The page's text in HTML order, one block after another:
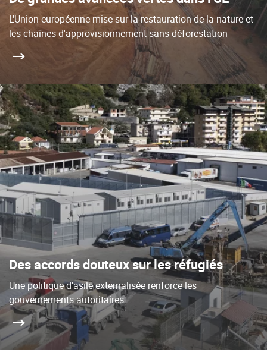
L'Union européenne mise sur la restauration de la nature et
les chaînes d'approvisionnement sans déforestation
Des accords douteux sur les réfugiés
Une politique d'asile externalisée renforce les
gouvernements autoritaires